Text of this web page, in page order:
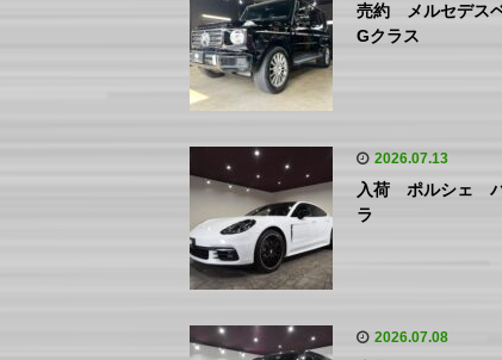
売約 メルセデス
Gクラス
2026.07.13
入荷 ポルシェ
ラ
2026.07.08